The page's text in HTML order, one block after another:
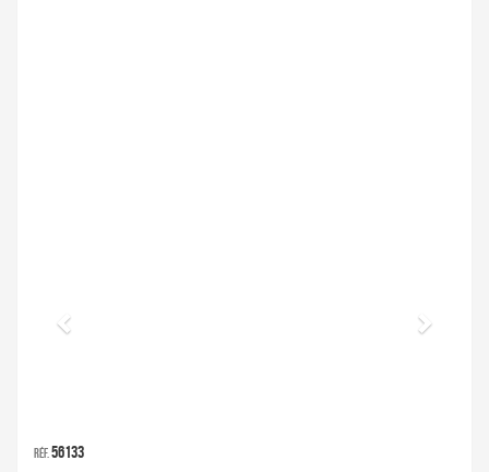
Réf. 56133